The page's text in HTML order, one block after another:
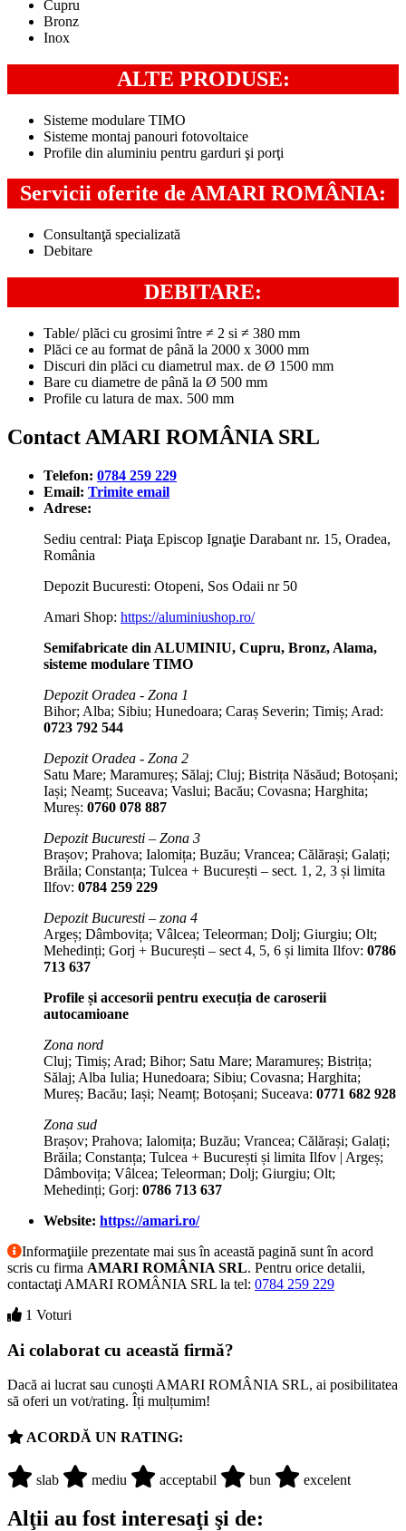
Cupru
Bronz
Inox
ALTE PRODUSE:
Sisteme modulare TIMO
Sisteme montaj panouri fotovoltaice
Profile din aluminiu pentru garduri şi porţi
Servicii oferite de AMARI ROMÂNIA:
Consultanţă specializată
Debitare
DEBITARE:
Table/ plăci cu grosimi între ≠ 2 si ≠ 380 mm
Plăci ce au format de până la 2000 x 3000 mm
Discuri din plăci cu diametrul max. de Ø 1500 mm
Bare cu diametre de până la Ø 500 mm
Profile cu latura de max. 500 mm
Contact AMARI ROMÂNIA SRL
Telefon: 0784 259 229
Email: Trimite email
Adrese:
Sediu central: Piaţa Episcop Ignaţie Darabant nr. 15, Oradea,
România
Depozit Bucuresti: Otopeni, Sos Odaii nr 50
Amari Shop: https://aluminiushop.ro/
Semifabricate din ALUMINIU, Cupru, Bronz, Alama,
sisteme modulare TIMO
Depozit Oradea - Zona 1
Bihor; Alba; Sibiu; Hunedoara; Caraș Severin; Timiș; Arad:
0723 792 544
Depozit Oradea - Zona 2
Satu Mare; Maramureș; Sălaj; Cluj; Bistrița Năsăud; Botoșani;
Iași; Neamț; Suceava; Vaslui; Bacău; Covasna; Harghita;
Mureș: 0760 078 887
Depozit Bucuresti – Zona 3
Brașov; Prahova; Ialomița; Buzău; Vrancea; Călărași; Galați;
Brăila; Constanța; Tulcea + București – sect. 1, 2, 3 și limita
Ilfov: 0784 259 229
Depozit Bucuresti – zona 4
Argeș; Dâmbovița; Vâlcea; Teleorman; Dolj; Giurgiu; Olt;
Mehedinți; Gorj + București – sect 4, 5, 6 și limita Ilfov: 0786
713 637
Profile și accesorii pentru execuția de caroserii
autocamioane
Zona nord
Cluj; Timiș; Arad; Bihor; Satu Mare; Maramureș; Bistrița;
Sălaj; Alba Iulia; Hunedoara; Sibiu; Covasna; Harghita;
Mureș; Bacău; Iași; Neamț; Botoșani; Suceava: 0771 682 928
Zona sud
Brașov; Prahova; Ialomița; Buzău; Vrancea; Călărași; Galați;
Brăila; Constanța; Tulcea + București și limita Ilfov | Argeș;
Dâmbovița; Vâlcea; Teleorman; Dolj; Giurgiu; Olt;
Mehedinți; Gorj: 0786 713 637
Website: https://amari.ro/
Informaţiile prezentate mai sus în această pagină sunt în acord
scris cu firma AMARI ROMÂNIA SRL. Pentru orice detalii,
contactaţi AMARI ROMÂNIA SRL la tel: 0784 259 229
1 Voturi
Ai colaborat cu această firmă?
Dacă ai lucrat sau cunoşti AMARI ROMÂNIA SRL, ai posibilitatea
să oferi un vot/rating. Îți mulțumim!
ACORDĂ UN RATING:
slab mediu acceptabil bun excelent
Alţii au fost interesaţi şi de: